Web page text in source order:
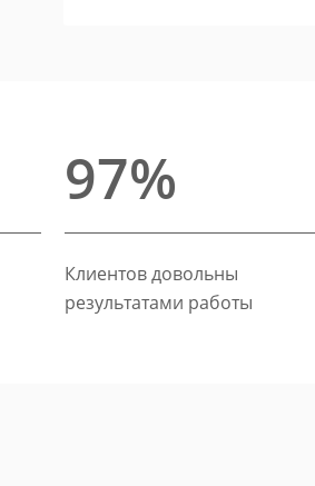
97%
Клиентов довольны
результатами работы